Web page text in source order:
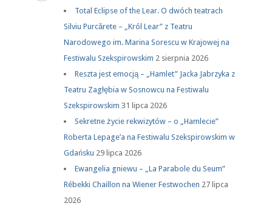
Total Eclipse of the Lear. O dwóch teatrach
Silviu Purcărete – „Król Lear” z Teatru
Narodowego im. Marina Sorescu w Krajowej na
Festiwalu Szekspirowskim 2 sierpnia 2026
Reszta jest emocją – „Hamlet” Jacka Jabrzyka z
Teatru Zagłębia w Sosnowcu na Festiwalu
Szekspirowskim 31 lipca 2026
Sekretne życie rekwizytów – o „Hamlecie”
Roberta Lepage’a na Festiwalu Szekspirowskim w
Gdańsku 29 lipca 2026
Ewangelia gniewu – „La Parabole du Seum”
Rébekki Chaillon na Wiener Festwochen 27 lipca
2026